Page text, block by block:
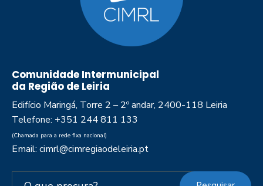
Comunidade Intermunicipal
da Região de Leiria
Edifício Maringá, Torre 2 – 2º andar, 2400-118 Leiria
Telefone: +351 244 811 133
(Chamada para a rede fixa nacional)
Email: cimrl@cimregiaodeleiria.pt